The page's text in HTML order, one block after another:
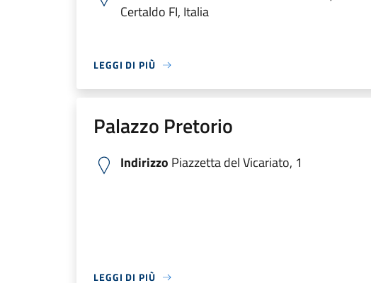
Certaldo FI, Italia
LEGGI DI PIÙ
Palazzo Pretorio
Indirizzo Piazzetta del Vicariato, 1
LEGGI DI PIÙ